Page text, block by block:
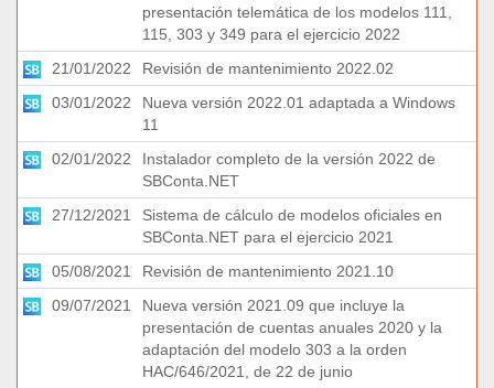
presentación telemática de los modelos 111,
115, 303 y 349 para el ejercicio 2022
21/01/2022
Revisión de mantenimiento 2022.02
03/01/2022
Nueva versión 2022.01 adaptada a Windows
11
02/01/2022
Instalador completo de la versión 2022 de
SBConta.NET
27/12/2021
Sistema de cálculo de modelos oficiales en
SBConta.NET para el ejercicio 2021
05/08/2021
Revisión de mantenimiento 2021.10
09/07/2021
Nueva versión 2021.09 que incluye la
presentación de cuentas anuales 2020 y la
adaptación del modelo 303 a la orden
HAC/646/2021, de 22 de junio